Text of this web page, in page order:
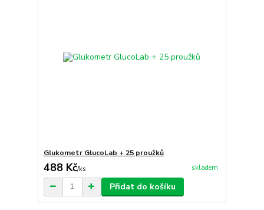
Glukometr GlucoLab + 25 proužků
488 Kč/ks skladem
Přidat do košíku